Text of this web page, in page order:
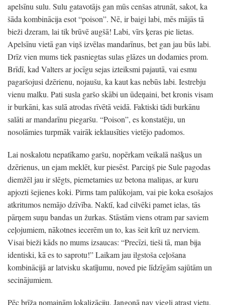
apelsīnu sulu. Sulu gatavotājs gan mūs cenšas atrunāt, sakot, ka
šāda kombinācija esot “poison”. Nē, ir baigi labi, mēs mājās tā
bieži dzeram, lai tik brūvē augšā! Labi, vīrs ķeras pie lietas.
Apelsīnu vietā gan viņš izvēlas mandarīnus, bet gan jau būs labi.
Drīz vien mums tiek pasniegtas sulas glāzes un dodamies prom.
Brīdī, kad Valters ar jocīgu sejas izteiksmi pajautā, vai esmu
pagaršojusi dzērienu, nojaušu, ka kaut kas nebūs labi. Iestrebju
vienu malku. Pati susla garšo skābi un ūdeņaini, bet kronis visam
ir burkāni, kas sulā atrodas rīvētā veidā. Faktiski tādi burkānu
salāti ar mandarīnu piegaršu. “Poison”, es konstatēju, un
nosolāmies turpmāk vairāk ieklausīties vietējo padomos.
Lai noskalotu nepatīkamo garšu, nopērkam veikalā našķus un
dzērienus, un ejam meklēt, kur piesēst. Parciņš pie Sule pagodas
diemžēl jau ir slēgts, piemetamies uz betona maliņas, ar kuru
apjozti šejienes koki. Pirms tam palūkojam, vai pie koka esošajos
atkritumos nemājo dzīvība. Naktī, kad cilvēki pamet ielas, tās
pārņem suņu bandas un žurkas. Stāstām viens otram par saviem
ceļojumiem, nākotnes iecerēm un to, kas šeit krīt uz nerviem.
Visai bieži kāds no mums izsaucas: “Precīzi, tieši tā, man bija
identiski, kā es to saprotu!” Laikam jau ilgstoša ceļošana
kombinācijā ar latvisku skatījumu, noved pie līdzīgām sajūtām un
secinājumiem.
Pēc brīža nomainām lokalizāciju. Jangonā nav viegli atrast vietu,